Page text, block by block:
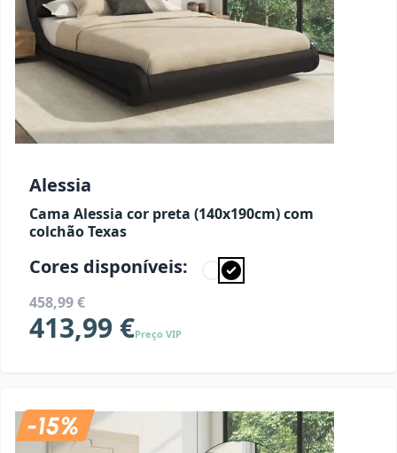
Alessia
Cama Alessia cor preta (140x190cm) com
colchão Texas
Cores disponíveis:
458,99 €
413,99 €Preço VIP